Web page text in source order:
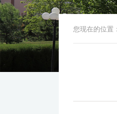
您现在的位置：